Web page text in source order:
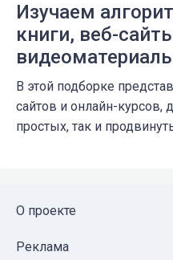
Изучаем
книги, веб-
В этой подборке
сайтов и онлайн-
простых, так и
О проекте
Реклама